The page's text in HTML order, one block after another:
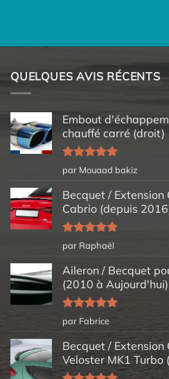
QUELQUES AVIS RÉCENTS
Embout
chauffé carré (droit)
Note5sur
5
par Mouaad bakiz
Becquet / Extension
Cabrio (depuis
Note5sur
5
par Raphaël
Aileron / Becquet
(2010 à Aujourd'hui)
Note5sur
5
par Fabrice
Becquet /
Veloster MK1